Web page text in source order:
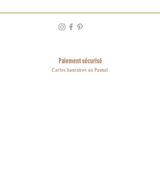
Paiement sécurisé
Cartes bancaires ou Paypal